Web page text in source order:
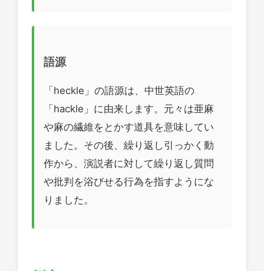
語源
「heckle」の語源は、中世英語の
「hackle」に由来します。元々は亜麻
や麻の繊維をとかす道具を意味してい
ました。その後、繰り返し引っかく動
作から、演説者に対して繰り返し質問
や批判を浴びせる行為を指すようにな
りました。